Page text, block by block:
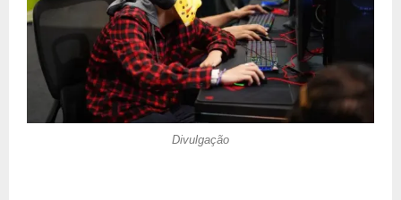
Divulgação